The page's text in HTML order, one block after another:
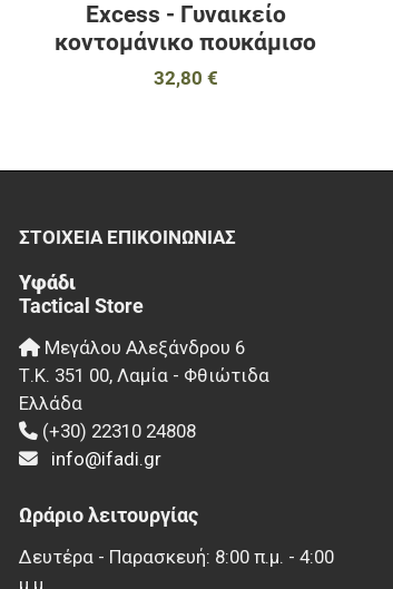
Excess - Γυναικείο
κοντομάνικο πουκάμισο
32,80 €
ΣΤΟΙΧΕΊΑ EΠΙΚΟΙΝΩΝΊΑΣ
Υφάδι
Tactical Store
Μεγάλου Αλεξάνδρου 6
Τ.Κ. 351 00, Λαμία - Φθιώτιδα
Ελλάδα
(+30) 22310 24808
info@ifadi.gr
Ωράριο λειτουργίας
Δευτέρα - Παρασκευή: 8:00 π.μ. - 4:00